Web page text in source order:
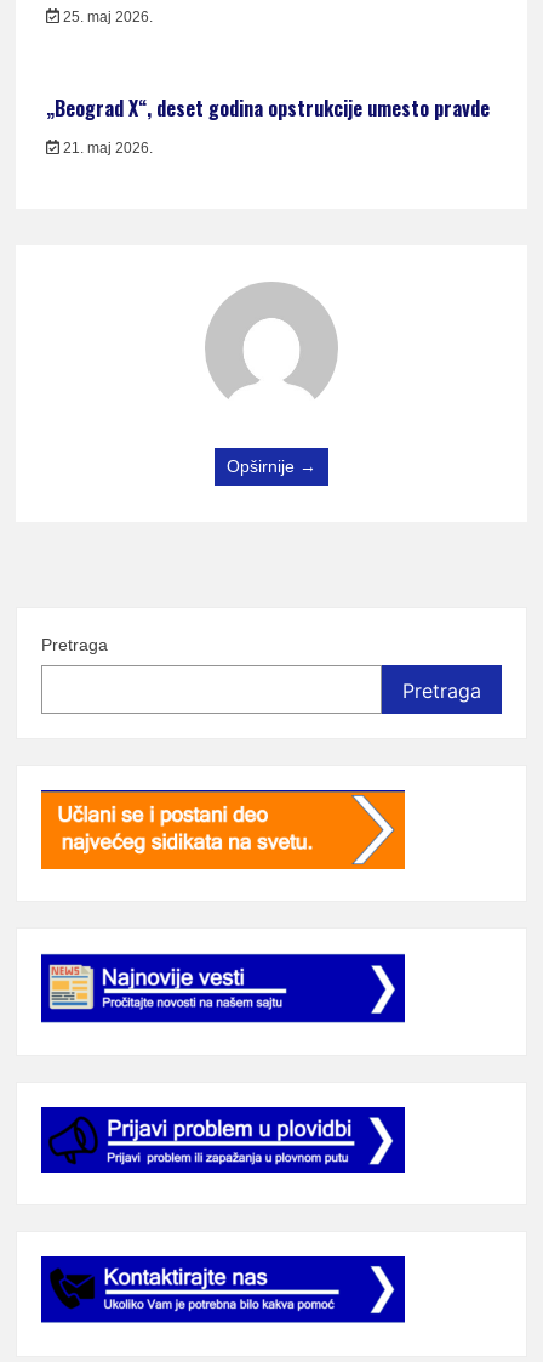
25. maj 2026.
„Beograd X“, deset godina opstrukcije umesto pravde
21. maj 2026.
Opširnije →
Pretraga
Pretraga